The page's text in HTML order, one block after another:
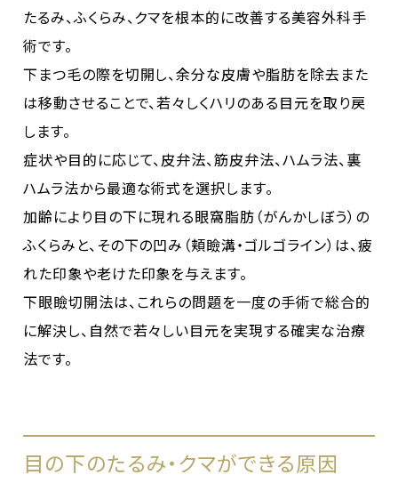
たるみ、ふくらみ、クマを根本的に改善する美容外科手
術です。
下まつ毛の際を切開し、余分な皮膚や脂肪を除去また
は移動させることで、若々しくハリのある目元を取り戻
します。
症状や目的に応じて、皮弁法、筋皮弁法、ハムラ法、裏
ハムラ法から最適な術式を選択します。
加齢により目の下に現れる眼窩脂肪（がんかしぼう）の
ふくらみと、その下の凹み（頬瞼溝・ゴルゴライン）は、疲
れた印象や老けた印象を与えます。
下眼瞼切開法は、これらの問題を一度の手術で総合的
に解決し、自然で若々しい目元を実現する確実な治療
法です。
目の下のたるみ・クマができる原因